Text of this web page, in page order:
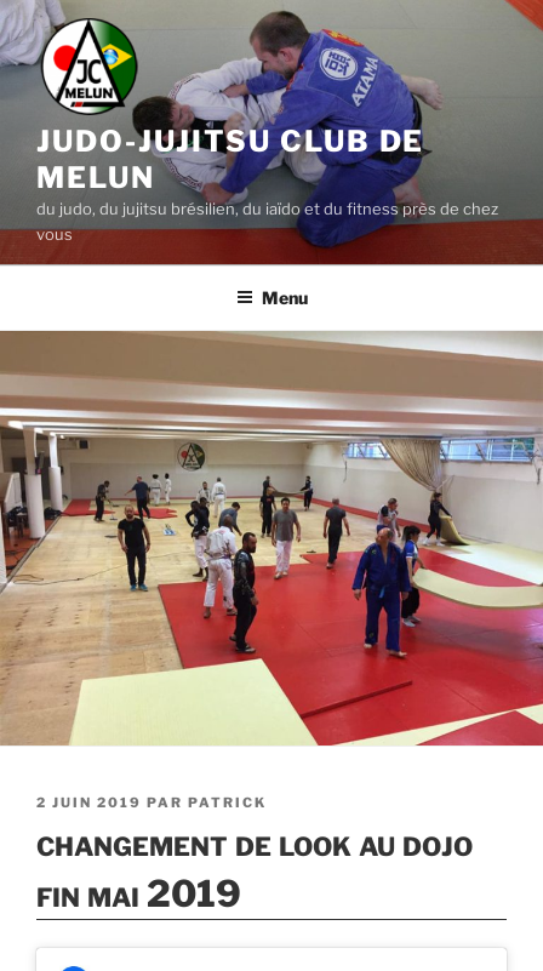
Aller
au
contenu
principal
JUDO-JUJITSU CLUB DE
MELUN
du judo, du jujitsu brésilien, du iaïdo et du fitness près de chez
vous
Menu
PUBLIÉ
2 JUIN 2019 PAR PATRICK
changement de look au dojo
fin mai 2019